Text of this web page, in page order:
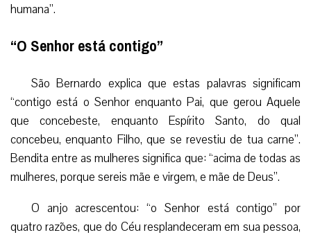
humana”.
“O Senhor está contigo”
São Bernardo explica que estas palavras significam
“contigo está o Senhor enquanto Pai, que gerou Aquele
que concebeste, enquanto Espírito Santo, do qual
concebeu, enquanto Filho, que se revestiu de tua carne”.
Bendita entre as mulheres significa que: “acima de todas as
mulheres, porque sereis mãe e virgem, e mãe de Deus”.
O anjo acrescentou: “o Senhor está contigo” por
quatro razões, que do Céu resplandeceram em sua pessoa,